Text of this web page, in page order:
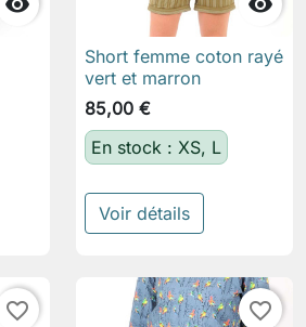
Short femme coton rayé
vert et marron
85,00 €
En stock : XS, L
Voir détails
favorite_border favorite_border